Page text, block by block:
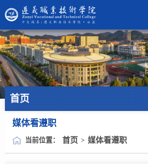
首页
媒体看遵职
当前位置： 首页 > 媒体看遵职